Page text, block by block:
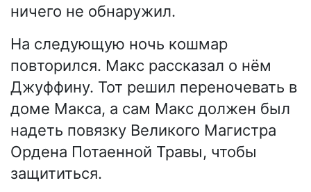
ничего не обнаружил.
На следующую ночь кошмар
повторился. Макс рассказал о нём
Джуффину. Тот решил переночевать в
доме Макса, а сам Макс должен был
надеть повязку Великого Магистра
Ордена Потаенной Травы, чтобы
защититься.